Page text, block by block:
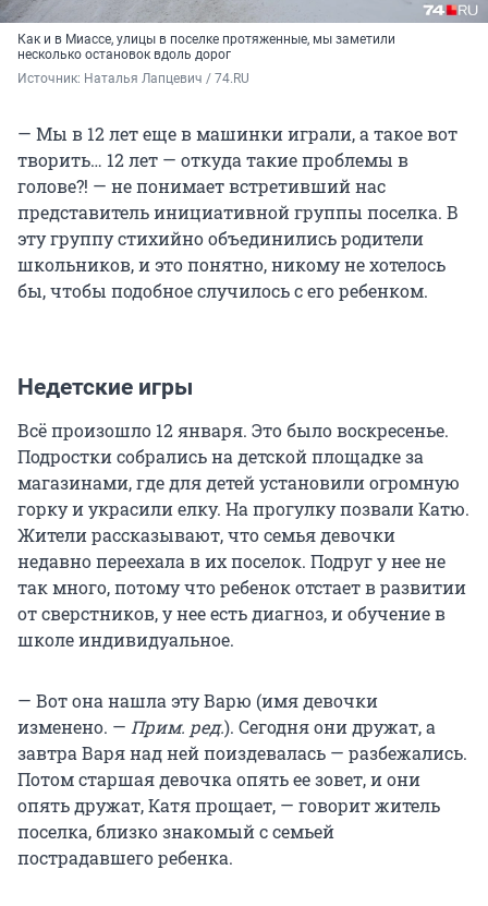
Как и в Миассе, улицы в поселке протяженные, мы заметили
несколько остановок вдоль дорог
Источник: Наталья Лапцевич / 74.RU
— Мы в 12 лет еще в машинки играли, а такое вот
творить… 12 лет — откуда такие проблемы в
голове?! — не понимает встретивший нас
представитель инициативной группы поселка. В
эту группу стихийно объединились родители
школьников, и это понятно, никому не хотелось
бы, чтобы подобное случилось с его ребенком.
Недетские игры
Всё произошло 12 января. Это было воскресенье.
Подростки собрались на детской площадке за
магазинами, где для детей установили огромную
горку и украсили елку. На прогулку позвали Катю.
Жители рассказывают, что семья девочки
недавно переехала в их поселок. Подруг у нее не
так много, потому что ребенок отстает в развитии
от сверстников, у нее есть диагноз, и обучение в
школе индивидуальное.
— Вот она нашла эту Варю (имя девочки
изменено. — Прим. ред.). Сегодня они дружат, а
завтра Варя над ней поиздевалась — разбежались.
Потом старшая девочка опять ее зовет, и они
опять дружат, Катя прощает, — говорит житель
поселка, близко знакомый с семьей
пострадавшего ребенка.